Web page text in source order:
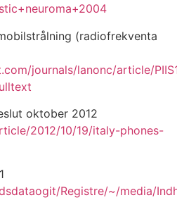
(radiofrekventa
journals/lanonc/article/
oktober 2012
2012/10/19/italy-phones-
Registre/~/media/